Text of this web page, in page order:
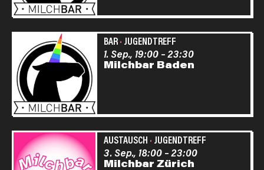
BAR· JUGENDTREFF
Milchbar Baden
1. Sep., 19:00–23:30
AUSTAUSCH · JUGENDTREFF
Milchbar Zürich
3. Sep., 18:00–23:00